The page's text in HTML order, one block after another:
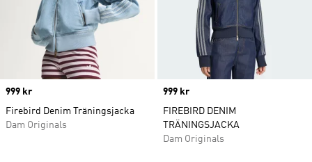
Price
999 kr
Firebird Denim Träningsjacka
Dam Originals
Price
999 kr
FIREBIRD DENIM
TRÄNINGSJACKA
Dam Originals